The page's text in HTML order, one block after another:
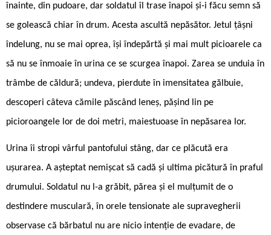
înainte, din pudoare, dar soldatul îl trase înapoi și-i făcu semn să
se golească chiar în drum. Acesta ascultă nepăsător. Jetul țâșni
îndelung, nu se mai oprea, își îndepărtă și mai mult picioarele ca
să nu se înmoaie în urina ce se scurgea înapoi. Zarea se unduia în
trâmbe de căldură; undeva, pierdute în imensitatea gălbuie,
descoperi câteva cămile păscând leneș, pășind lin pe
picioroangele lor de doi metri, maiestuoase în nepăsarea lor.
Urina îi stropi vârful pantofului stâng, dar ce plăcută era
ușurarea. A așteptat nemișcat să cadă și ultima picătură în praful
drumului. Soldatul nu l-a grăbit, părea și el mulțumit de o
destindere musculară, în orele tensionate ale supravegherii
observase că bărbatul nu are nicio intenție de evadare, de